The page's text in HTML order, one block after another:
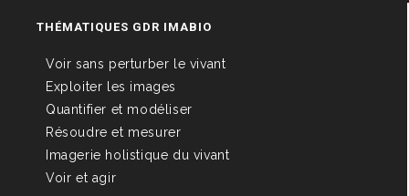
THÉMATIQUES GDR IMABIO
Voir sans perturber le vivant
Exploiter les images
Quantifier et modéliser
Résoudre et mesurer
Imagerie holistique du vivant
Voir et agir